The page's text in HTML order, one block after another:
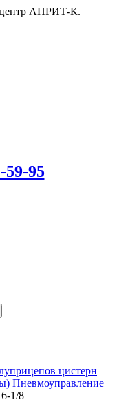
центр АПРИТ-К.
59-95
цистерн
Пневмоуправление
1/8